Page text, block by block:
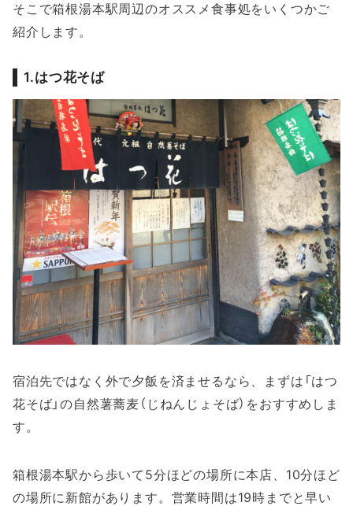
そこで箱根湯本駅周辺のオススメ食事処をいくつかご
紹介します。
1.はつ花そば
宿泊先ではなく外で夕飯を済ませるなら、まずは「はつ
花そば」の自然薯蕎麦（じねんじょそば）をおすすめしま
す。
箱根湯本駅から歩いて5分ほどの場所に本店、10分ほど
の場所に新館があります。営業時間は19時までと早い